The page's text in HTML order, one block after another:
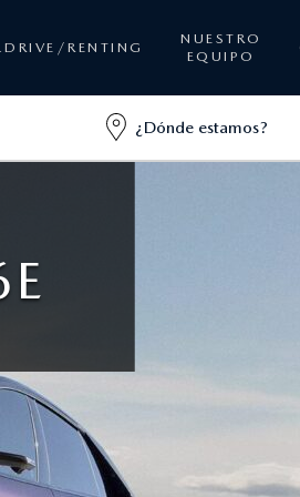
RENTING
NUESTRO
EQUIPO
¿Dónde estamos?